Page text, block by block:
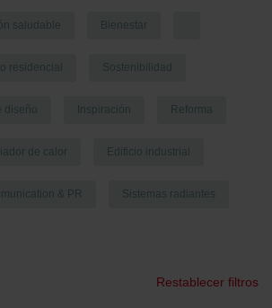
saludable Bienestar
residencial Sostenibilidad
diseño Inspiración Reforma
de calor Edificio industrial
& PR Sistemas radiantes
Restablecer filtros